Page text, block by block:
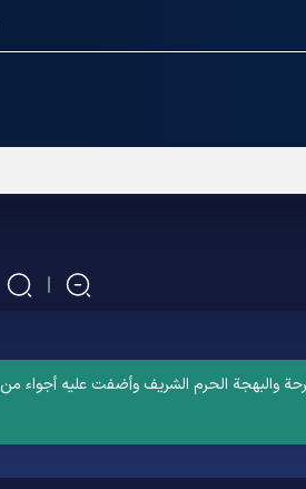
والبهجة الحرم الشریف وأضفت علیه أجواء من